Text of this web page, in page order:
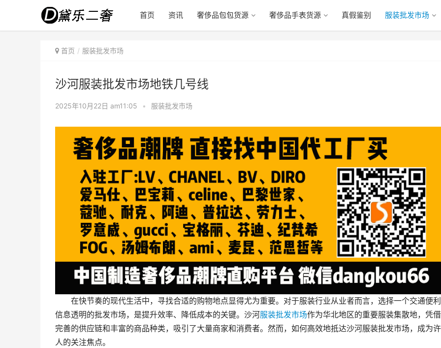
首页 资讯 奢侈品包包货源 奢侈品手表货源 真假鉴别 服装批发市场
首页 服装批发市场
沙河服装批发市场地铁几号线
2025年10月22日 am11:05 • 服装批发市场
在快节奏的现代生活中，寻找合适的购物地点显得尤为重要。对于服装行业从业者而言，选择一个交通便
信息透明的批发市场，是提升效率、降低成本的关键。沙河服装批发市场作为华北地区的重要服装集散地，凭
完善的供应链和丰富的商品种类，吸引了大量商家和消费者。然而，如何高效地抵达沙河服装批发市场，成为
人的关注焦点。